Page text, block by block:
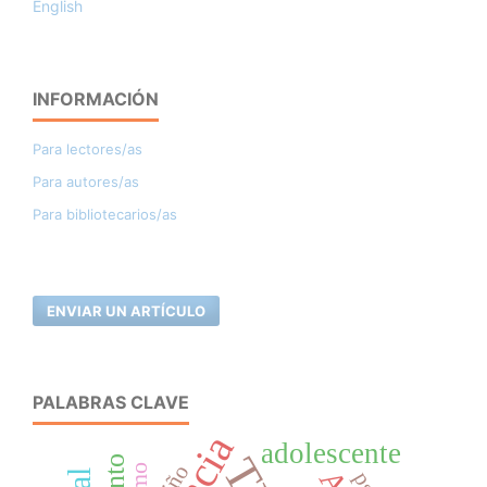
English
INFORMACIÓN
Para lectores/as
Para autores/as
Para bibliotecarios/as
ENVIAR UN ARTÍCULO
PALABRAS CLAVE
adolescente